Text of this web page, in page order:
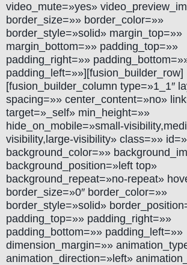
video_mute=»yes»
border_size=»» border_color=»»
border_style=»solid» margin_top=»»
margin_bottom=»» padding_top=»»
padding_right=»»
padding_left=»»][fusion_builder_row]
[fusion_builder_column type=»1_1″
spacing=»» center_content=»no»
target=»_self» min_height=»»
hide_on_mobile=»small-
visibility,large-visibility» class=»»
background_color=»»
background_position=»left top»
background_repeat=»no-repeat»
border_size=»0″ border_color=»»
border_style=»solid»
padding_top=»» padding_right=»»
padding_bottom=»» padding_left=»»
dimension_margin=»»
animation_direction=»left»